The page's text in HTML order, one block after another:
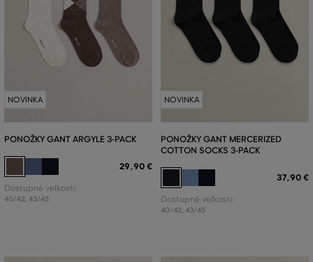
NOVINKA
PONOŽKY GANT ARGYLE 3-PACK
29,90 €
Dostupné veľkosti:
40/42 43/45
NOVINKA
PONOŽKY GANT MERCERIZED
COTTON SOCKS 3-PACK
37,90 €
Dostupné veľkosti:
40/42 43/45